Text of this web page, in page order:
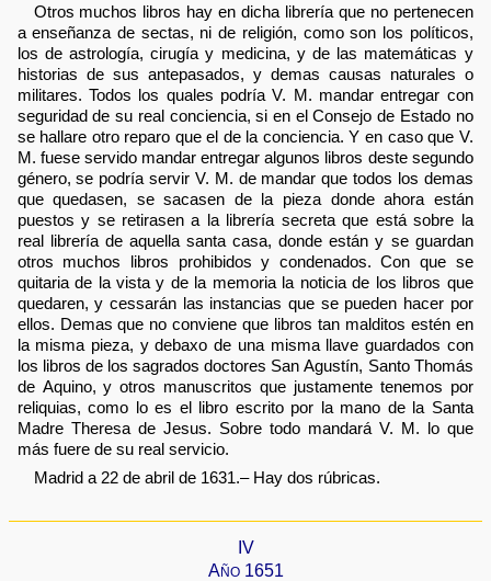
Otros muchos libros hay en dicha librería que no pertenecen
a enseñanza de sectas, ni de religión, como son los políticos,
los de astrología, cirugía y medicina, y de las matemáticas y
historias de sus antepasados, y demas causas naturales o
militares. Todos los quales podría V. M. mandar entregar con
seguridad de su real conciencia, si en el Consejo de Estado no
se hallare otro reparo que el de la conciencia. Y en caso que V.
M. fuese servido mandar entregar algunos libros deste segundo
género, se podría servir V. M. de mandar que todos los demas
que quedasen, se sacasen de la pieza donde ahora están
puestos y se retirasen a la librería secreta que está sobre la
real librería de aquella santa casa, donde están y se guardan
otros muchos libros prohibidos y condenados. Con que se
quitaria de la vista y de la memoria la noticia de los libros que
quedaren, y cessarán las instancias que se pueden hacer por
ellos. Demas que no conviene que libros tan malditos estén en
la misma pieza, y debaxo de una misma llave guardados con
los libros de los sagrados doctores San Agustín, Santo Thomás
de Aquino, y otros manuscritos que justamente tenemos por
reliquias, como lo es el libro escrito por la mano de la Santa
Madre Theresa de Jesus. Sobre todo mandará V. M. lo que
más fuere de su real servicio.
Madrid a 22 de abril de 1631.– Hay dos rúbricas.
IV
Año 1651